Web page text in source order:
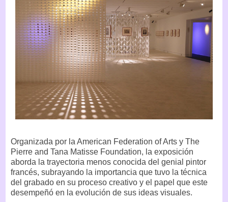
Organizada por la American Federation of Arts y The
Pierre and Tana Matisse Foundation, la exposición
aborda la trayectoria menos conocida del genial pintor
francés, subrayando la importancia que tuvo la técnica
del grabado en su proceso creativo y el papel que este
desempeñó en la evolución de sus ideas visuales.